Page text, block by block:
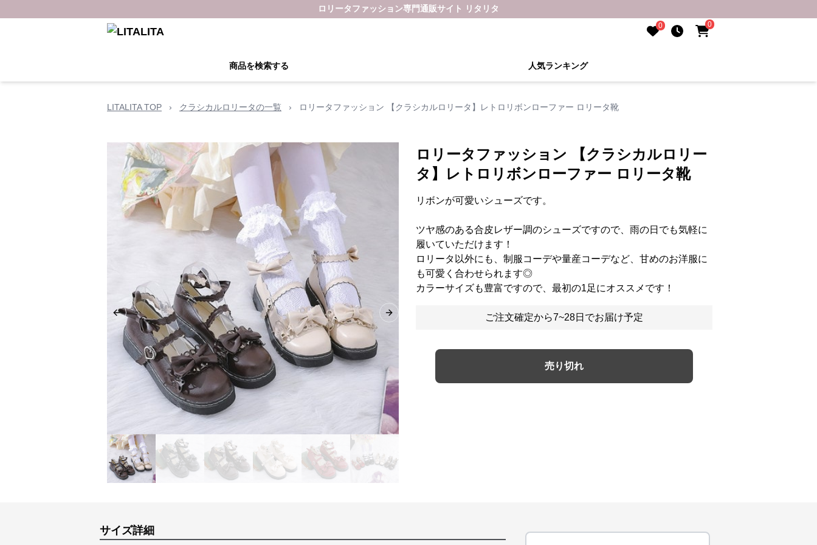
ロリータファッション専門通販サイト リタリタ
0 0
商品を検索する 人気ランキング
LITALITA TOP › クラシカルロリータの一覧 › ロリータファッション 【クラシカルロリータ】レトロリボンローファー ロリータ靴
Previous slide Next slide
ロリータファッション 【クラシカルロリー
タ】レトロリボンローファー ロリータ靴
リボンが可愛いシューズです。
ツヤ感のある合皮レザー調のシューズですので、雨の日でも気軽に
履いていただけます！
ロリータ以外にも、制服コーデや量産コーデなど、甘めのお洋服に
も可愛く合わせられます◎
カラーサイズも豊富ですので、最初の1足にオススメです！
ご注文確定から7~28日でお届け予定
売り切れ
サイズ詳細